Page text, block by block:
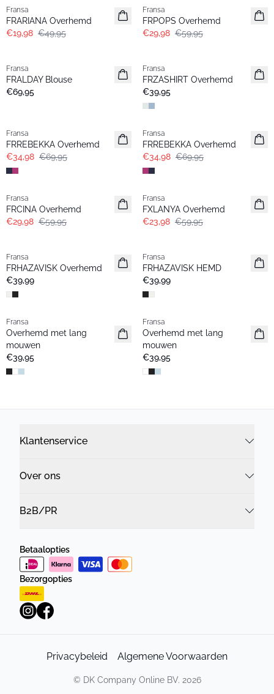
Fransa
FRARIANA Overhemd
€19,98 €49,95
Fransa
FRPOPS Overhemd
€29,98 €59,95
Nieuw
Fransa
FRALDAY Blouse
€69,95
Basic
Fransa
FRZASHIRT Overhemd
€39,95
Fransa
FRREBEKKA Overhemd
€34,98 €69,95
- 50%
Fransa
FRREBEKKA Overhemd
€34,98 €69,95
- 50%
Fransa
FRCINA Overhemd
€29,98 €59,95
- 60%
Fransa
FXLANYA Overhemd
€23,98 €59,95
Fransa
FRHAZAVISK Overhemd
€39,99
Fransa
FRHAZAVISK HEMD
€39,99
Basic
Fransa
Overhemd met lang
mouwen
€39,95
Basic
Fransa
Overhemd met lang
mouwen
€39,95
Klantenservice
Over ons
B2B/PR
Betaalopties
Bezorgopties
Privacybeleid Algemene Voorwaarden
© DK Company Online BV. 2026